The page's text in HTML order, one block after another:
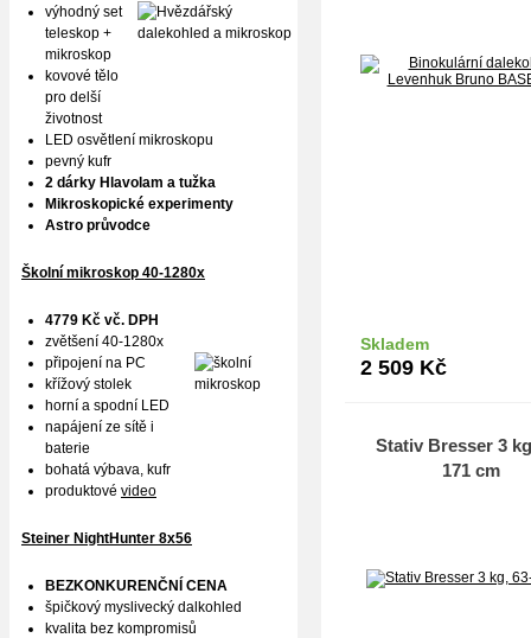
Skladem
2 509 Kč
Stativ Bresser 3
171 cm
výhodný set
teleskop +
mikroskop
kovové tělo
pro delší
životnost
LED osvětlení mikroskopu
pevný kufr
2 dárky Hlavolam a tužka
Mikroskopické experimenty
Astro průvodce
Školní mikroskop 40-1280x
4779 Kč vč. DPH
zvětšení 40-1280x
připojení na PC
křížový stolek
horní a spodní LED
napájení ze sítě i
baterie
bohatá výbava, kufr
produktové video
Steiner NightHunter 8x56
BEZKONKURENČNÍ CENA
špičkový myslivecký dalkohled
kvalita bez kompromisů